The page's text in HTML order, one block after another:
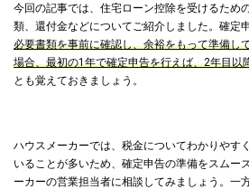
今回の記事では、住宅ローン控除を受けるため
類、還付金などについてご紹介しました。確定
必要書類を事前に確認し、余裕をもって準備し
場合、最初の1年で確定申告を行えば、2年目以
とも覚えておきましょう。
ハウスメーカーでは、税金についてわかりやす
いることが多いため、確定申告の準備をスムー
ーカーの営業担当者に相談してみましょう。一方